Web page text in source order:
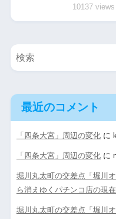
10137 views
最近のコメント
「四条大宮」周辺の変化に
「四条大宮」周辺の変化に
堀川丸太町の交差点「堀川
ら消えゆくパチンコ店の現在
堀川丸太町の交差点「堀川